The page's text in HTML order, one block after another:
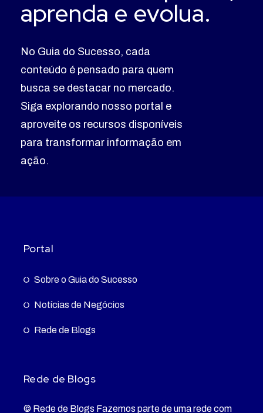
aprenda e evolua.
No Guia do Sucesso, cada
conteúdo é pensado para quem
busca se destacar no mercado.
Siga explorando nosso portal e
aproveite os recursos disponíveis
para transformar informação em
ação.
Portal
Sobre o Guia do Sucesso
Notícias de Negócios
Rede de Blogs
Rede de Blogs
© Rede de Blogs Fazemos parte de uma rede com